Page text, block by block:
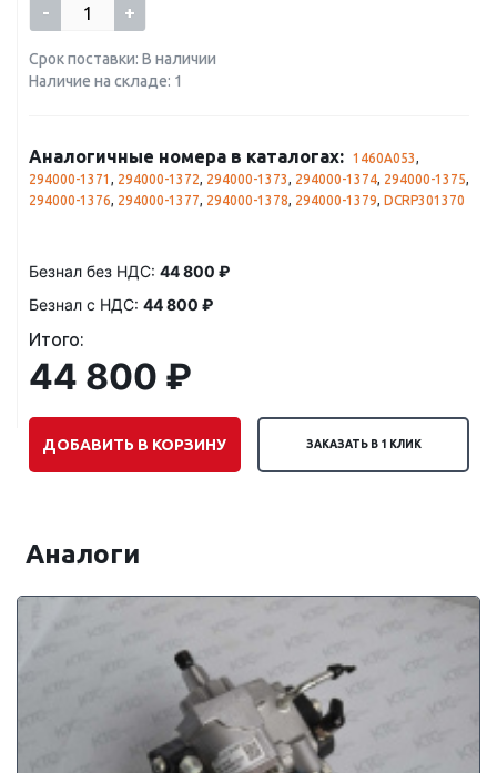
- +
Срок поставки: В наличии
Наличие на складе: 1
Аналогичные номера в каталогах: 1460A053,
294000-1371 , 294000-1372, 294000-1373, 294000-1374, 294000-1375,
294000-1376, 294000-1377, 294000-1378, 294000-1379, DCRP301370
Безнал без НДС: 44 800 ₽
Безнал с НДС: 44 800 ₽
Итого:
44 800 ₽
ДОБАВИТЬ В КОРЗИНУ ЗАКАЗАТЬ В 1 КЛИК
Аналоги